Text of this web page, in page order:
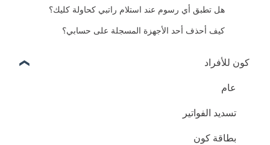
هل تطبق أي رسوم عند استلام راتبي كحاولة كليك؟
كيف أحذف أحد الأجهزة المسجلة على حسابي؟
كون للأفراد
عام
تسديد الفواتير
بطاقة كون